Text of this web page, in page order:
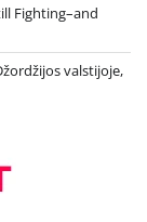
Fighting–and
valstijoje,